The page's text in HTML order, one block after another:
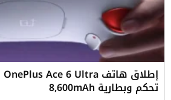
تحكم وبطارية 8,600mAh